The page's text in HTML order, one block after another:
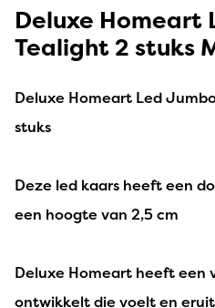
Deluxe Homeart
Tealight 2 stuks
Deluxe Homeart Led
stuks
Deze led kaars heeft een
een hoogte van 2,5 cm
Deluxe Homeart heeft een
ontwikkelt die voelt en